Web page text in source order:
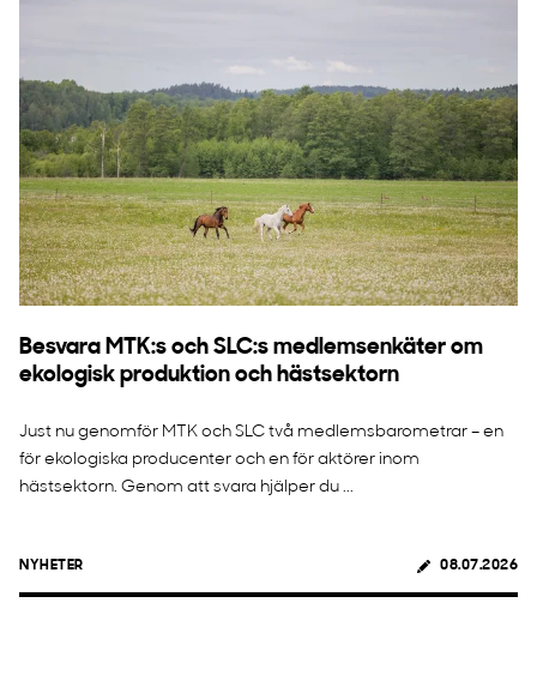
Besvara MTK:s och SLC:s medlemsenkäter om
ekologisk produktion och hästsektorn
Just nu genomför MTK och SLC två medlemsbarometrar – en
för ekologiska producenter och en för aktörer inom
hästsektorn. Genom att svara hjälper du ...
NYHETER 08.07.2026